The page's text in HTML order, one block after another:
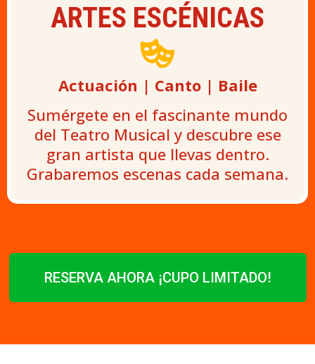
ARTES ESCÉNICAS
Actuación | Canto | Baile
Sumérgete en el fascinante mundo
del Teatro Musical y descubre ese
gran artista que llevas dentro.
Grabaremos escenas cada semana.
RESERVA AHORA ¡CUPO LIMITADO!